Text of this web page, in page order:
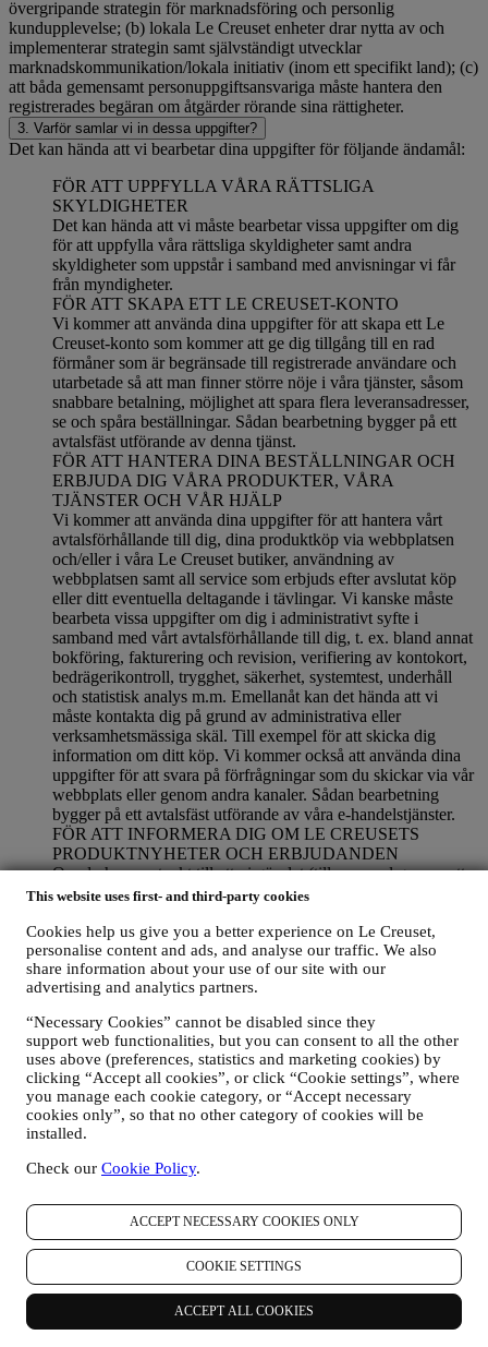
This website uses first- and third-party cookies
Cookies help us give you a better experience on Le Creuset,
personalise content and ads, and analyse our traffic. We also
share information about your use of our site with our
advertising and analytics partners.
“Necessary Cookies” cannot be disabled since they
support web functionalities, but you can consent to all the other
uses above (preferences, statistics and marketing cookies) by
clicking “Accept all cookies”, or click “Cookie settings”, where
you manage each cookie category, or “Accept necessary
cookies only”, so that no other category of cookies will be
installed.
Check our Cookie Policy.
ACCEPT NECESSARY COOKIES ONLY
COOKIE SETTINGS
ACCEPT ALL COOKIES
övergripande strategin för marknadsföring och personlig
kundupplevelse; (b) lokala Le Creuset enheter drar nytta av och
implementerar strategin samt självständigt utvecklar
marknadskommunikation/lokala initiativ (inom ett specifikt land); (c)
att båda gemensamt personuppgiftsansvariga måste hantera den
registrerades begäran om åtgärder rörande sina rättigheter.
3. Varför samlar vi in dessa uppgifter?
Det kan hända att vi bearbetar dina uppgifter för följande ändamål:
FÖR ATT UPPFYLLA VÅRA RÄTTSLIGA
SKYLDIGHETER
Det kan hända att vi måste bearbetar vissa uppgifter om dig
för att uppfylla våra rättsliga skyldigheter samt andra
skyldigheter som uppstår i samband med anvisningar vi får
från myndigheter.
FÖR ATT SKAPA ETT LE CREUSET-KONTO
Vi kommer att använda dina uppgifter för att skapa ett Le
Creuset-konto som kommer att ge dig tillgång till en rad
förmåner som är begränsade till registrerade användare och
utarbetade så att man finner större nöje i våra tjänster, såsom
snabbare betalning, möjlighet att spara flera leveransadresser,
se och spåra beställningar. Sådan bearbetning bygger på ett
avtalsfäst utförande av denna tjänst.
FÖR ATT HANTERA DINA BESTÄLLNINGAR OCH
ERBJUDA DIG VÅRA PRODUKTER, VÅRA
TJÄNSTER OCH VÅR HJÄLP
Vi kommer att använda dina uppgifter för att hantera vårt
avtalsförhållande till dig, dina produktköp via webbplatsen
och/eller i våra Le Creuset butiker, användning av
webbplatsen samt all service som erbjuds efter avslutat köp
eller ditt eventuella deltagande i tävlingar. Vi kanske måste
bearbeta vissa uppgifter om dig i administrativt syfte i
samband med vårt avtalsförhållande till dig, t. ex. bland annat
bokföring, fakturering och revision, verifiering av kontokort,
bedrägerikontroll, trygghet, säkerhet, systemtest, underhåll
och statistisk analys m.m. Emellanåt kan det hända att vi
måste kontakta dig på grund av administrativa eller
verksamhetsmässiga skäl. Till exempel för att skicka dig
information om ditt köp. Vi kommer också att använda dina
uppgifter för att svara på förfrågningar som du skickar via vår
webbplats eller genom andra kanaler. Sådan bearbetning
bygger på ett avtalsfäst utförande av våra e-handelstjänster.
FÖR ATT INFORMERA DIG OM LE CREUSETS
PRODUKTNYHETER OCH ERBJUDANDEN
Om du har samtyckt till att vi gör det (till exempel genom att
prenumerera på vårt nyhetsbrev när du skapar ett konto på
och nyheter om initiativ relaterade till Le Creuset som
marknadsförs av dess dotterbolag och lokala anslutna företag
och samarbetspartner utifrån dina preferenser. Vi kommer att
kontakta dig via e-post, SMS eller sociala medier men även
kommer att beröra Le Creuset-produkter, nya
butiksöppningar, exklusiva evenemang, tävlingar,
undersökningar, demonstrationer organiserade av Le Creuset
eller specialerbjudanden som vi tror du gillar. Denna
kommunikation kan väljas ut eller anpassas efter dig baserat
på de uppgifter vi har om dig som exempelvis din plats eller
kommer att använda dina uppgifter för att få en bättre
med dig mer personlig, relevant och intressant för dig. Det
kommer inte att ha några andra effekter. Vi samlar också in
statistik om e-postöppning och klick med hjälp av branschens
standardtekniker för att kunna övervaka våra nyhetsbrev.
Denna behandling baseras på ditt samtycke till att få personlig
marknadsföringskommunikation från oss. Valet kan göras på
de punkter där personlig information samlas in genom att välja